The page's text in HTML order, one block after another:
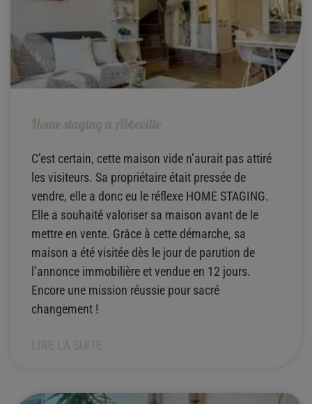
Home staging à Abbeville
C’est certain, cette maison vide n’aurait pas attiré
les visiteurs. Sa propriétaire était pressée de
vendre, elle a donc eu le réflexe HOME STAGING.
Elle a souhaité valoriser sa maison avant de le
mettre en vente. Grâce à cette démarche, sa
maison a été visitée dès le jour de parution de
l’annonce immobilière et vendue en 12 jours.
Encore une mission réussie pour sacré
changement !
LIRE LA SUITE